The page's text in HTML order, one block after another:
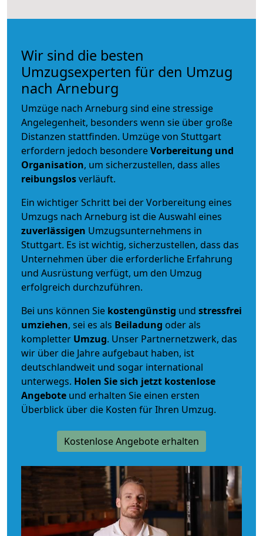
Wir sind die besten
Umzugsexperten für den Umzug
nach Arneburg
Umzüge nach Arneburg sind eine stressige
Angelegenheit, besonders wenn sie über große
Distanzen stattfinden. Umzüge von Stuttgart
erfordern jedoch besondereVorbereitung und
Organisation, um sicherzustellen, dass alles
reibungslosverläuft.
Ein wichtiger Schritt bei der Vorbereitung eines
Umzugs nach Arneburg ist die Auswahl eines
zuverlässigen Umzugsunternehmens in
Stuttgart. Es ist wichtig, sicherzustellen, dass das
Unternehmen über die erforderliche Erfahrung
und Ausrüstung verfügt, um den Umzug
erfolgreich durchzuführen.
Bei uns können Sie kostengünstig und stressfrei
umziehen, sei es als Beiladung oder als
kompletter Umzug. Unser Partnernetzwerk, das
wir über die Jahre aufgebaut haben, ist
deutschlandweit und sogar international
unterwegs. Holen Sie sich jetzt kostenlose
Angebote und erhalten Sie einen ersten
Überblick über die Kosten für Ihren Umzug.
Kostenlose Angebote erhalten